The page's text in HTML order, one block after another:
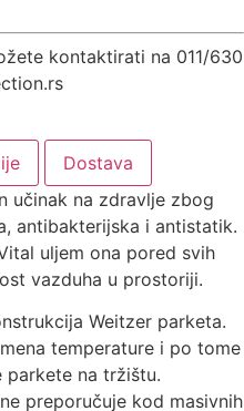
kontaktirati na 011/630
Dostava
učinak na zdravlje zbog
antibakterijska i antistatik.
uljem ona pored svih
vazduha u prostoriji.
Weitzer parketa.
temperature i po tome
parkete na tržištu.
preporučuje kod masivnih